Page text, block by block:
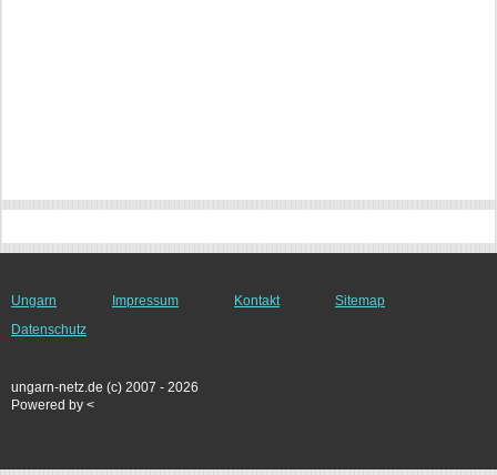
Ungarn Impressum Kontakt
Sitemap
Datenschutz
ungarn-netz.de (c) 2007 - 2026
Powered by <